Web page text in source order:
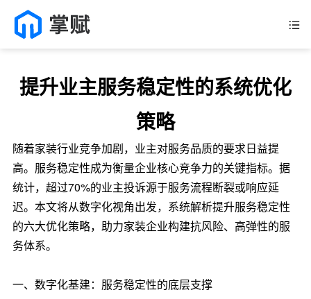
提升业主服务稳定性的系统优化
策略
随着家装行业竞争加剧，业主对服务品质的要求日益提
高。服务稳定性成为衡量企业核心竞争力的关键指标。据
统计，超过70%的业主投诉源于服务流程断裂或响应延
迟。本文将从数字化视角出发，系统解析提升服务稳定性
的六大优化策略，助力家装企业构建抗风险、高弹性的服
务体系。
一、数字化基建：服务稳定性的底层支撑